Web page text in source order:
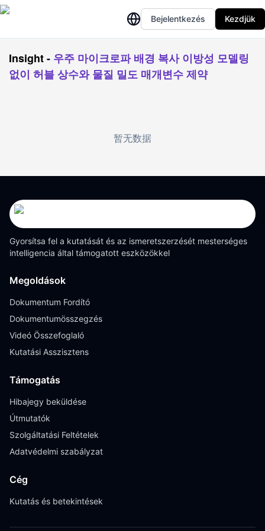
Bejelentkezés Kezdjük
Insight- 우주 마이크로파 배경 복사 이방성 모델링
없이 허블 상수와 물질 밀도 매개변수 제약
暂无数据
Gyorsítsa fel a kutatását és az ismeretszerzését mesterséges
intelligencia által támogatott eszközökkel
Megoldások
Dokumentum Fordító
Dokumentumösszegzés
Videó Összefoglaló
Kutatási Asszisztens
Támogatás
Hibajegy beküldése
Útmutatók
Szolgáltatási Feltételek
Adatvédelmi szabályzat
Cég
Kutatás és betekintések